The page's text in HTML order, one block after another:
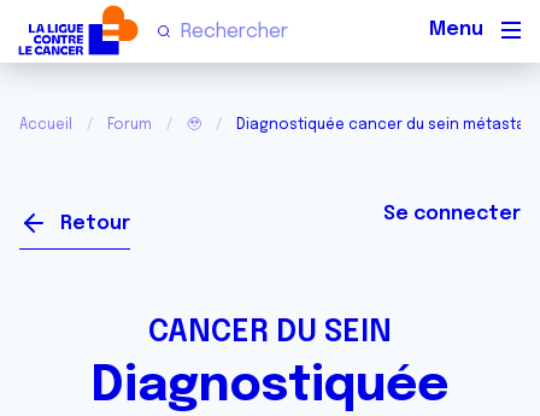
Accueil Forum 🥹 Diagnostiquée cancer du sein
Retour Se connecter
CANCER DU SEIN
Diagnostiquée